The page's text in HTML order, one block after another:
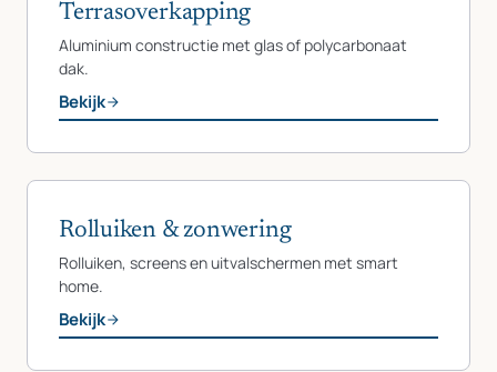
Terrasoverkapping
Aluminium constructie met glas of polycarbonaat
dak.
Bekijk
Rolluiken & zonwering
Rolluiken, screens en uitvalschermen met smart
home.
Bekijk